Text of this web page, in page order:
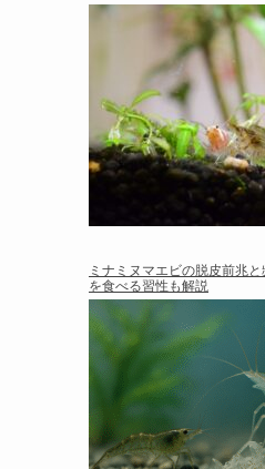
ミナミヌマエビの脱皮前兆
を食べる習性も解説